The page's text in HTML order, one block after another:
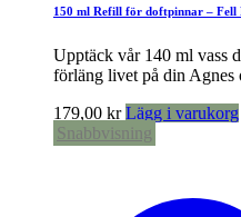
150 ml Refill för doftpinnar – Fell
Upptäck vår 140 ml vass
förläng livet på din Agnes
179,00 kr Lägg i varukorg
Snabbvisning